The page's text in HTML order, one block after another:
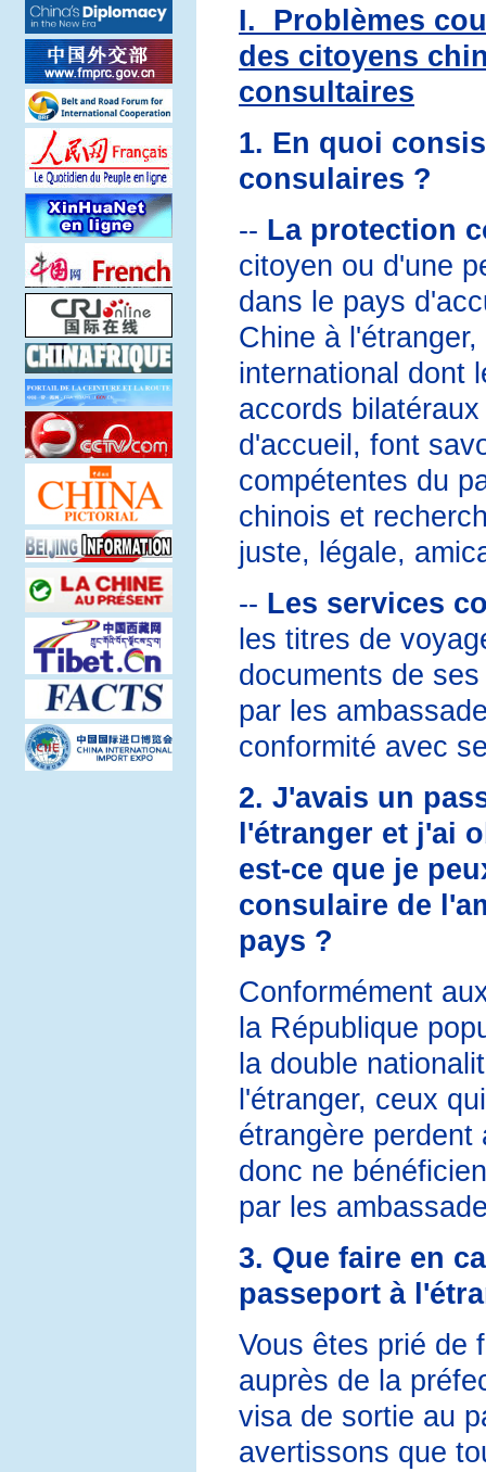
I. Problèmes
des citoyens
consultaires
1. En quoi
consulaires ?
-- La protection
citoyen ou d'une
dans le pays
Chine à
international dont
accords
d'accueil, font
compétentes du
chinois et
juste, légale,
-- Les services
les titres de
documents de
par les
conformité avec
2. J'avais un
l'étranger et j'ai
est-ce que je
consulaire de
pays ?
Conformément
la République
la double
l'étranger, ceux
étrangère perdent
donc ne
par les
3. Que faire en
passeport à
Vous êtes prié de
auprès de la
visa de sortie au
avertissons que